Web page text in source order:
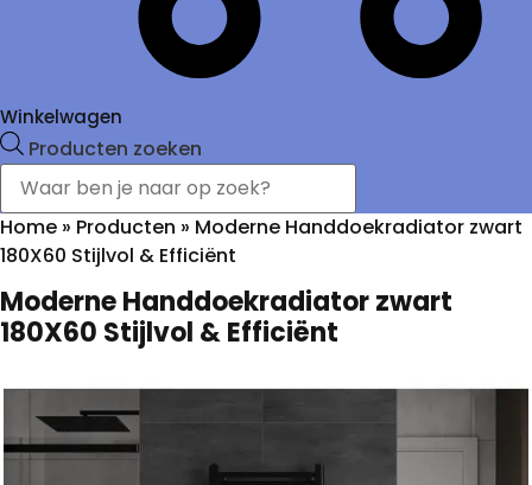
Winkelwagen
Producten zoeken
Home » Producten » Moderne Handdoekradiator zwart
180X60 Stijlvol & Efficiënt
Moderne Handdoekradiator zwart
180X60 Stijlvol & Efficiënt